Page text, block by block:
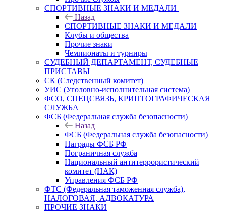
СПОРТИВНЫЕ ЗНАКИ И МЕДАЛИ
Назад
СПОРТИВНЫЕ ЗНАКИ И МЕДАЛИ
Клубы и общества
Прочие знаки
Чемпионаты и турниры
СУДЕБНЫЙ ДЕПАРТАМЕНТ, СУДЕБНЫЕ
ПРИСТАВЫ
СК (Следственный комитет)
УИС (Уголовно-исполнительная система)
ФСО, СПЕЦСВЯЗЬ, КРИПТОГРАФИЧЕСКАЯ
СЛУЖБА
ФСБ (Федеральная служба безопасности)
Назад
ФСБ (Федеральная служба безопасности)
Награды ФСБ РФ
Пограничная служба
Национальный антитеррористический
комитет (НАК)
Управления ФСБ РФ
ФТС (Федеральная таможенная служба),
НАЛОГОВАЯ, АДВОКАТУРА
ПРОЧИЕ ЗНАКИ